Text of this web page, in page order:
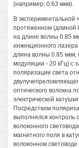
(например, 0.63 мкм).
В экспериментальной
протяженном (длиной
на длине волны 0.85
инжекционного
длина волны 0.85 мкм,
модуляции - 20 кГц) с
поляризации света
оптического волокна
электрической
Посредством
выполнялся контроль
волоконного
магнитного поля в
волоконном